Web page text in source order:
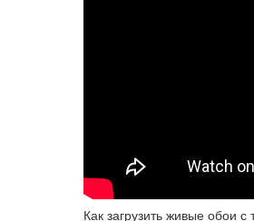
Как загрузить живые обои с